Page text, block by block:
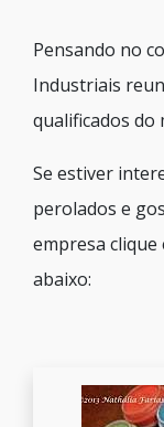
Pensando no
Industriais
qualificados do
Se estiver
perolados e
empresa
abaixo: